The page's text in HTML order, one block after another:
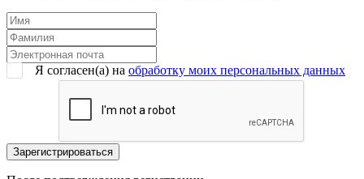
Я согласен(a) на обработку моих персональных данных